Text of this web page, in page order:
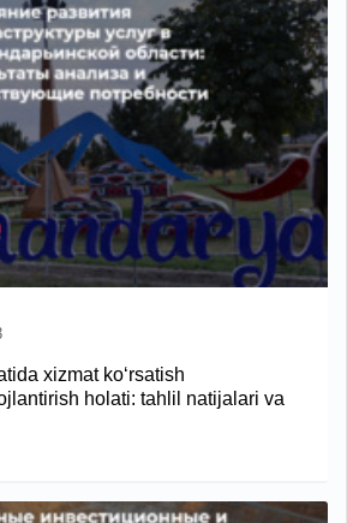
xizmat ko‘rsatish
holati: tahlil natijalari va